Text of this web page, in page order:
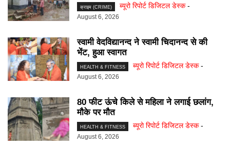
क्राइम (CRIME) ब्यूरो रिपोर्ट डिजिटल डेस्क -
August 6, 2026
स्वामी वेदविद्यानन्द ने स्वामी चिदानन्द से की
भेंट, हुआ स्वागत
HEALTH & FITNESS ब्यूरो रिपोर्ट डिजिटल डेस्क -
August 6, 2026
80 फीट ऊंचे किले से महिला ने लगाई छलांग,
मौके पर मौत
HEALTH & FITNESS ब्यूरो रिपोर्ट डिजिटल डेस्क -
August 6, 2026